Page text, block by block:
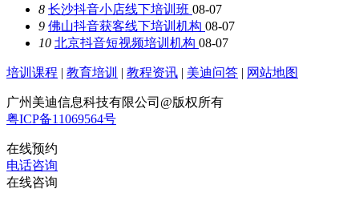
8 长沙抖音小店线下培训班 08-07
9 佛山抖音获客线下培训机构 08-07
10 北京抖音短视频培训机构 08-07
培训课程 | 教育培训 | 教程资讯 | 美迪问答 | 网站地图
广州美迪信息科技有限公司@版权所有
粤ICP备11069564号
在线预约
电话咨询
在线咨询